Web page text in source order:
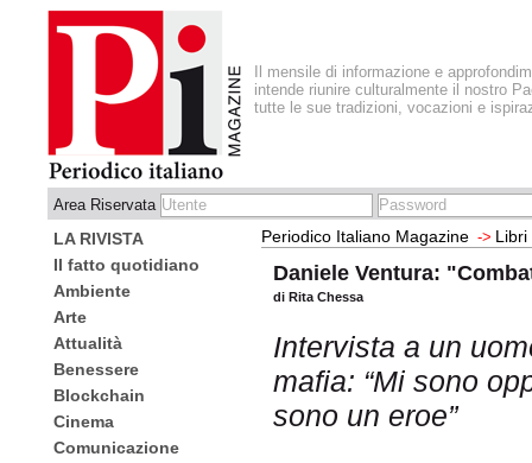
Il mensile di informazione e
intende riunire culturalmente il nostro
tutte le sue tradizioni, vocazioni e
Area Riservata
LA RIVISTA
Il fatto quotidiano
Ambiente
Arte
Attualità
Benessere
Blockchain
Cinema
Comunicazione
Periodico Italiano Magazine -> Libri
Daniele Ventura:
di Rita Chessa
Intervista a un
mafia: “Mi sono
sono un eroe”